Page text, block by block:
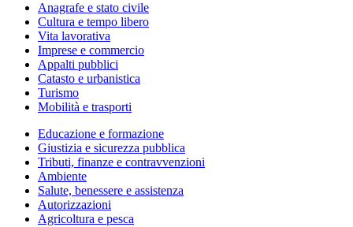
Anagrafe e stato civile
Cultura e tempo libero
Vita lavorativa
Imprese e commercio
Appalti pubblici
Catasto e urbanistica
Turismo
Mobilità e trasporti
Educazione e formazione
Giustizia e sicurezza pubblica
Tributi, finanze e contravvenzioni
Ambiente
Salute, benessere e assistenza
Autorizzazioni
Agricoltura e pesca